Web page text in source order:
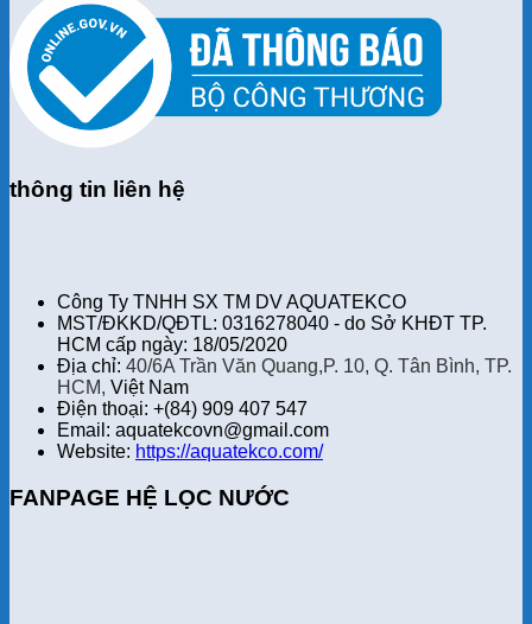
thông tin liên hệ
Công Ty TNHH SX TM DV AQUATEKCO
MST/ĐKKD/QĐTL: 0316278040 - do Sở KHĐT TP.
HCM cấp ngày: 18/05/2020
Địa chỉ: 40/6A Trần Văn Quang,P. 10, Q. Tân Bình, TP.
HCM, Việt Nam
Điện thoại: +(84) 909 407 547
Email: aquatekcovn@gmail.com
Website: https://aquatekco.com/
FANPAGE HỆ LỌC NƯỚC